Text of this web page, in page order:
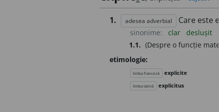
1. adesea adverbial Care este
sinonime: clar deslușit
1.1. (Despre o funcție
etimologie:
limba franceză explicite
limba latină explicitus